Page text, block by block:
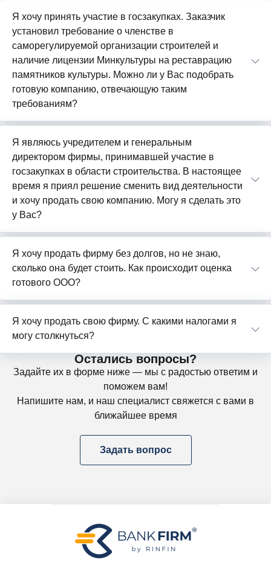
Я хочу принять участие в госзакупках. Заказчик
установил требование о членстве в
саморегулируемой организации строителей и
наличие лицензии Минкультуры на реставрацию
памятников культуры. Можно ли у Вас подобрать
готовую компанию, отвечающую таким
требованиям?
Я являюсь учредителем и генеральным
директором фирмы, принимавшей участие в
госзакупках в области строительства. В настоящее
время я приял решение сменить вид деятельности
и хочу продать свою компанию. Могу я сделать это
у Вас?
Я хочу продать фирму без долгов, но не знаю,
сколько она будет стоить. Как происходит оценка
готового ООО?
Я хочу продать свою фирму. С какими налогами я
могу столкнуться?
Остались вопросы?
Задайте их в форме ниже — мы с радостью ответим и
поможем вам!
Напишите нам, и наш специалист свяжется с вами в
ближайшее время
Задать вопрос